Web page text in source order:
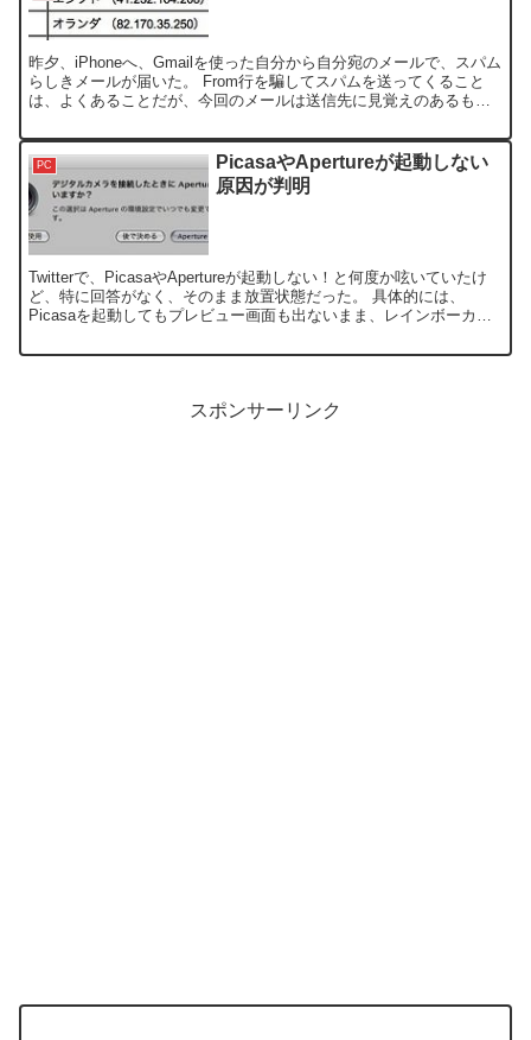
昨夕、iPhoneへ、Gmailを使った自分から自分宛のメールで、スパム
らしきメールが届いた。 From行を騙してスパムを送ってくること
は、よくあることだが、今回のメールは送信先に見覚えのあるもの
PC
PicasaやApertureが起動しない
原因が判明
Twitterで、PicasaやApertureが起動しない！と何度か呟いていたけ
ど、特に回答がなく、そのまま放置状態だった。 具体的には、
Picasaを起動してもプレビュー画面も出ないまま、レインボーカー
スポンサーリンク